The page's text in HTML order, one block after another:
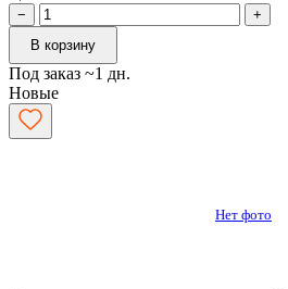
−
+
В корзину
Под заказ ~1 дн.
Новые
Нет фото